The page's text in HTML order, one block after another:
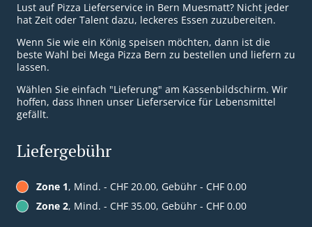
Lust auf Pizza Lieferservice in Bern Muesmatt? Nicht jeder
hat Zeit oder Talent dazu, leckeres Essen zuzubereiten.
Wenn Sie wie ein König speisen möchten, dann ist die
beste Wahl bei Mega Pizza Bern zu bestellen und liefern zu
lassen.
Wählen Sie einfach "Lieferung" am Kassenbildschirm. Wir
hoffen, dass Ihnen unser Lieferservice für Lebensmittel
gefällt.
Liefergebühr
Zone 1, Mind. - CHF 20.00, Gebühr - CHF 0.00
Zone 2, Mind. - CHF 35.00, Gebühr - CHF 0.00